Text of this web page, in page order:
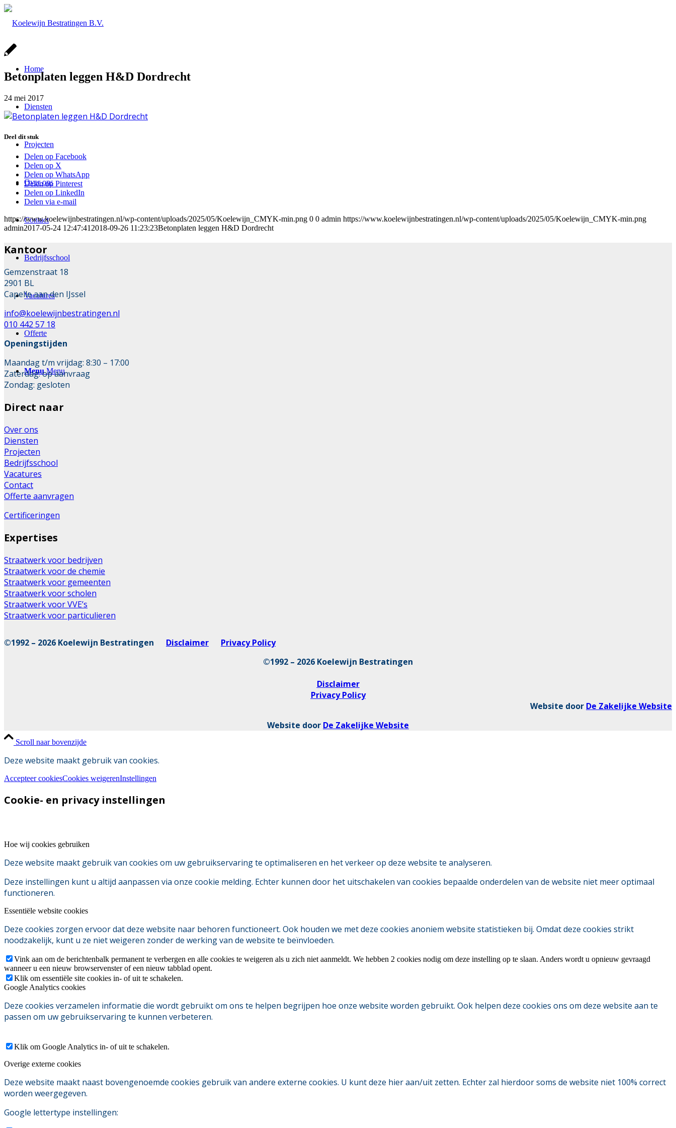
Home
Diensten
Projecten
Over ons
Contact
Bedrijfsschool
Vacatures
Offerte
Menu Menu
Betonplaten leggen H&D Dordrecht
24 mei 2017
Deel dit stuk
Delen op Facebook
Delen op X
Delen op WhatsApp
Delen op Pinterest
Delen op LinkedIn
Delen via e-mail
https://www.koelewijnbestratingen.nl/wp-content/uploads/2025/05/Koelewijn_CMYK-min.png 0 0 admin https://www.koelewijnbestratingen.nl/wp-content/uploads/2025/05/Koelewijn_CMYK-min.png
admin2017-05-24 12:47:41 2018-09-26 11:23:23Betonplaten leggen H&D Dordrecht
Kantoor
Gemzenstraat 18
2901 BL
Capelle aan den IJssel
info@koelewijnbestratingen.nl
010 442 57 18
Openingstijden
Maandag t/m vrijdag: 8:30 – 17:00
Zaterdag: op aanvraag
Zondag: gesloten
Direct naar
Over ons
Diensten
Projecten
Bedrijfsschool
Vacatures
Contact
Offerte aanvragen
Certificeringen
Expertises
Straatwerk voor bedrijven
Straatwerk voor de chemie
Straatwerk voor gemeenten
Straatwerk voor scholen
Straatwerk voor VVE’s
Straatwerk voor particulieren
©1992 – 2026 Koelewijn Bestratingen Disclaimer
Privacy Policy
©1992 – 2026 Koelewijn Bestratingen
Disclaimer
Privacy Policy
Website door De Zakelijke Website
Website door De Zakelijke Website
Scroll naar bovenzijde
Deze website maakt gebruik van cookies.
Accepteer cookiesCookies weigerenInstellingen
Cookie- en privacy instellingen
Hoe wij cookies gebruiken
Deze website maakt gebruik van cookies om uw gebruikservaring te optimaliseren en het verkeer op deze website te analyseren.
Deze instellingen kunt u altijd aanpassen via onze cookie melding. Echter kunnen door het uitschakelen van cookies bepaalde onderdelen van de website niet meer optimaal
functioneren.
Essentiële website cookies
Deze cookies zorgen ervoor dat deze website naar behoren functioneert. Ook houden we met deze cookies anoniem website statistieken bij. Omdat deze cookies strikt
noodzakelijk, kunt u ze niet weigeren zonder de werking van de website te beïnvloeden.
Vink aan om de berichtenbalk permanent te verbergen en alle cookies te weigeren als u zich niet aanmeldt. We hebben 2 cookies nodig om deze instelling op te slaan. Anders wordt u opnieuw gevraagd
wanneer u een nieuw browservenster of een nieuw tabblad opent.
Klik om essentiële site cookies in- of uit te schakelen.
Google Analytics cookies
Deze cookies verzamelen informatie die wordt gebruikt om ons te helpen begrijpen hoe onze website worden gebruikt. Ook helpen deze cookies ons om deze website aan te
passen om uw gebruikservaring te kunnen verbeteren.
Klik om Google Analytics in- of uit te schakelen.
Overige externe cookies
Deze website maakt naast bovengenoemde cookies gebruik van andere externe cookies. U kunt deze hier aan/uit zetten. Echter zal hierdoor soms de website niet 100% correct
worden weergegeven.
Google lettertype instellingen: